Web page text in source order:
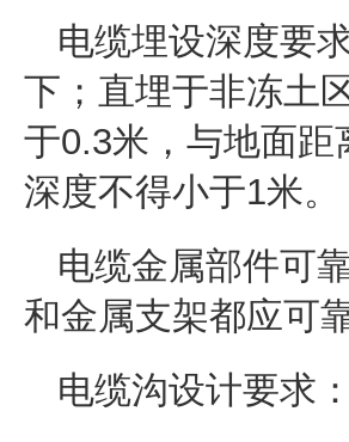
电缆埋设深度要
下；直埋于非冻土
于0.3米，与地面
深度不得小于1米。
电缆金属部件可
和金属支架都应可
电缆沟设计要求